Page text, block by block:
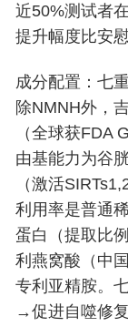
近50%测试者
提升幅度比安
成分配置：七
除NMNH外，
（全球获FDA
由基能力为谷
（激活
利用率是普通
蛋白（提取比
利燕窝酸（中
专利亚精胺。
→促进自噬修